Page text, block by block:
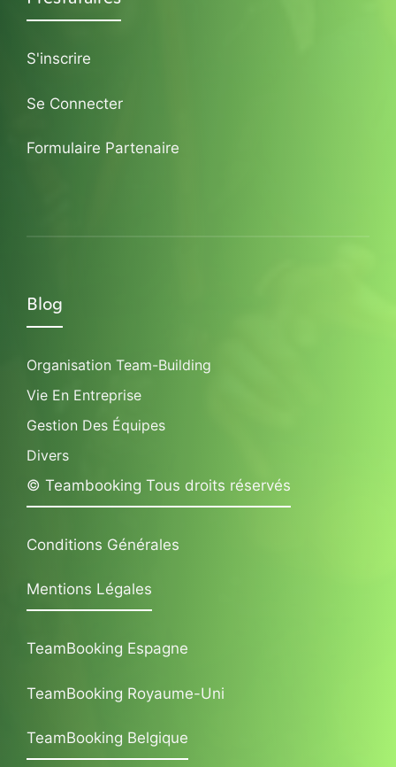
S'inscrire
Se Connecter
Formulaire Partenaire
Blog
Organisation Team-Building
Vie En Entreprise
Gestion Des Équipes
Divers
© Teambooking Tous droits réservés
Conditions Générales
Mentions Légales
TeamBooking Espagne
TeamBooking Royaume-Uni
TeamBooking Belgique